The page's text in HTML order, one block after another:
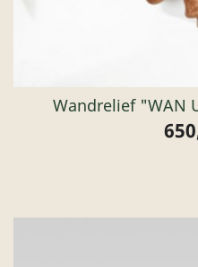
Wandrelief "WAN
Preis